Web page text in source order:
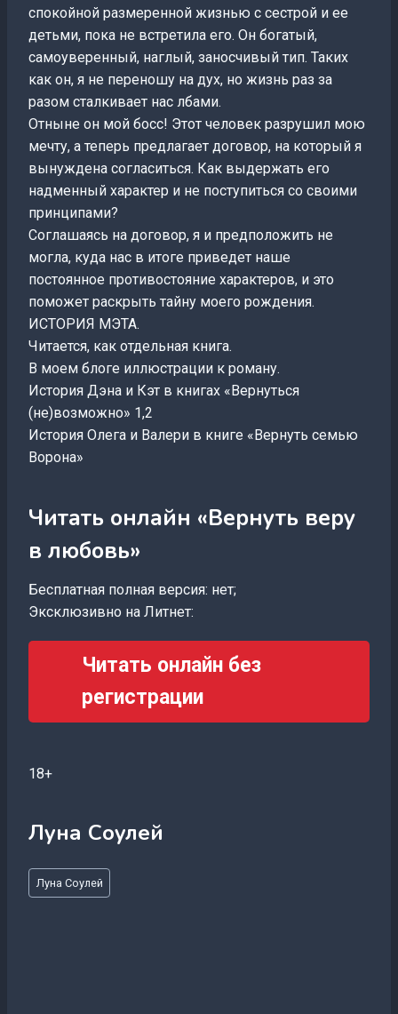
спокойной размеренной жизнью с сестрой и ее
детьми, пока не встретила его. Он богатый,
самоуверенный, наглый, заносчивый тип. Таких
как он, я не переношу на дух, но жизнь раз за
разом сталкивает нас лбами.
Отныне он мой босс! Этот человек разрушил мою
мечту, а теперь предлагает договор, на который я
вынуждена согласиться. Как выдержать его
надменный характер и не поступиться со своими
принципами?
Соглашаясь на договор, я и предположить не
могла, куда нас в итоге приведет наше
постоянное противостояние характеров, и это
поможет раскрыть тайну моего рождения.
ИСТОРИЯ МЭТА.
Читается, как отдельная книга.
В моем блоге иллюстрации к роману.
История Дэна и Кэт в книгах «Вернуться
(не)возможно» 1,2
История Олега и Валери в книге «Вернуть семью
Ворона»
Читать онлайн «Вернуть веру
в любовь»
Бесплатная полная версия: нет;
Эксклюзивно на Литнет:
Читать онлайн без
регистрации
18+
Луна Соулей
Метки
записи:
Луна Соулей